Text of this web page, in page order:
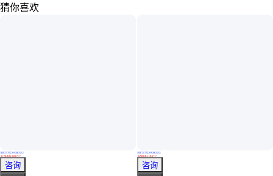
猜你喜欢
东鼎盛世机械 大容量 中药生产提取罐单价 安全保护 减少溶剂的消耗
真实性已核验
￥5000.00/个
山东济宁
咨询
东鼎盛世机械 低温 中药浓缩提取罐单价 产品质量高 可控制的工艺参数
真实性已核验
￥5000 .00/个
山东济宁
咨询